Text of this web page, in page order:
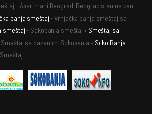
- Apartmani Beograd, Beograd stan na dan,
banja smeštaj - Vrnjačka banja smeštaj sa
smeštaj - Sokobanja smeštaj • Smeštaj sa
sa bazenom Sokobanja • Soko Banja